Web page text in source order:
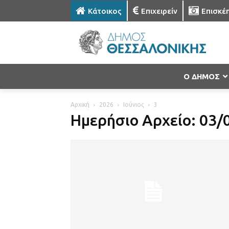
Κάτοικος Επιχειρείν
Ο ΔΗΜΟΣ
Αρχική 2026 Ιούνιος 3
Ημερήσιο Αρχείο: